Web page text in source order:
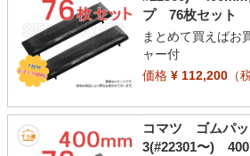
プ 76枚セット
まとめて買えばお
ャー付
価格¥ 112,200（
コマツ ゴムパ
3(#22301〜)